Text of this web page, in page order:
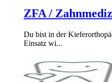
ZFA /
Du bist in der
Einsatz wi...